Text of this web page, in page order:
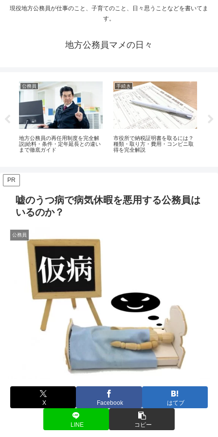
現役地方公務員が仕事のこと、子育てのこと、日々思うことなどを書いてま
す。
地方公務員マメの日々
公務員
地方公務員の再任用制度を完全解
説|給料・条件・定年延長との違い
まで徹底ガイド
手続き
市役所で納税証明書を取るには？
種類・取り方・費用・コンビニ取
得を完全解説
PR
嘘のうつ病で病気休暇を悪用する公務員は
いるのか？
公務員
X Facebook はてブ
LINE コピー